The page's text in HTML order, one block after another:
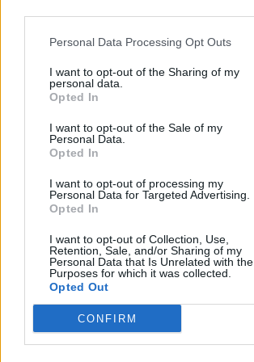
Personal Data Processing Opt Outs
I want to opt-out of the Sharing of my
personal data.
Opted In
I want to opt-out of the Sale of my
Personal Data.
Opted In
I want to opt-out of processing my
Personal Data for Targeted Advertising.
Opted In
I want to opt-out of Collection, Use,
Retention, Sale, and/or Sharing of my
Personal Data that Is Unrelated with the
Purposes for which it was collected.
Opted Out
CONFIRM
Inutilizzato
Scarica riepilogo
stagionale
Scarica
Giornata Voto FV Entrato Uscito
MAN-IPS
2 WES-MAN
3 MAN-BRE